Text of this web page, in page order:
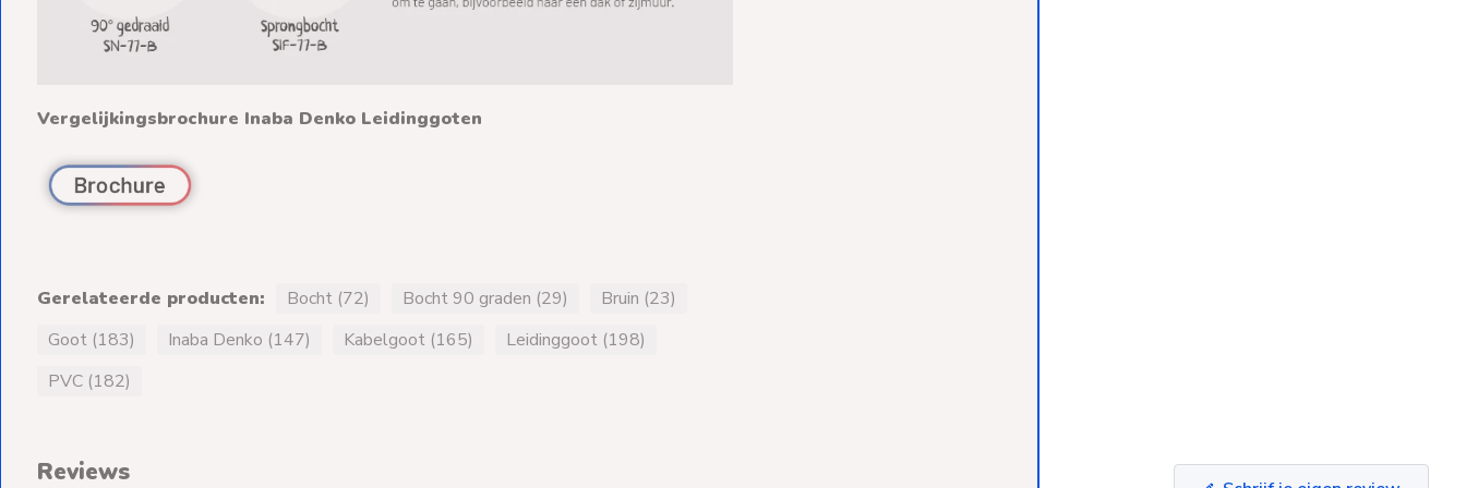
Vergelijkingsbrochure Inaba Denko Leidinggoten
Gerelateerde producten: Bocht (72) Bocht 90 graden (29)
Bruin (23)
Goot (183)
Inaba Denko (147) Kabelgoot (165)
Leidinggoot (198)
PVC (182)
Reviews